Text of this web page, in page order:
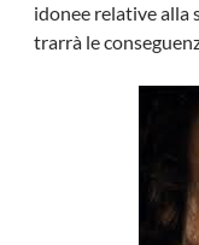
idonee relative alla
trarrà le